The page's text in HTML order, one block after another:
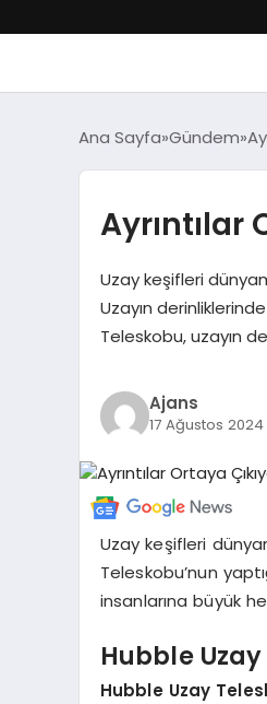
Ana Sayfa Gündem
Ayrıntılar
Uzay keşifleri
Uzayın
Teleskobu, uzayın
Ajans
17 Ağustos 2024
Uzay keşifleri
Teleskobu’nun
insanlarına büyük
Hubble
Hubble Uzay